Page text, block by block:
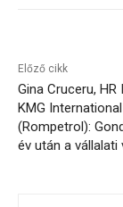
Előző cikk
Gina Cruceru, HR
KMG International
(Rompetrol):
év után a vállalati